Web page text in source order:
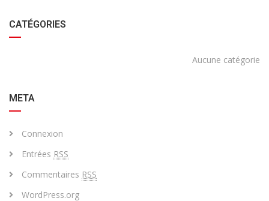
CATÉGORIES
Aucune catégorie
META
Connexion
Entrées RSS
Commentaires RSS
WordPress.org